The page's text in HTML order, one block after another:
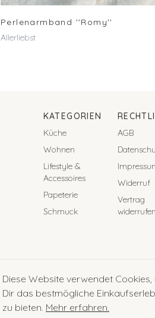
Perlenarmband ''Romy''
Allerliebst
KATEGORIEN
Küche
Wohnen
Lifestyle &
Accessoires
Papeterie
Schmuck
AGB
Widerruf
Vertrag
widerrufen
Diese Website verwendet Cookies,
Dir das bestmögliche
zu bieten. Mehr erfahren.